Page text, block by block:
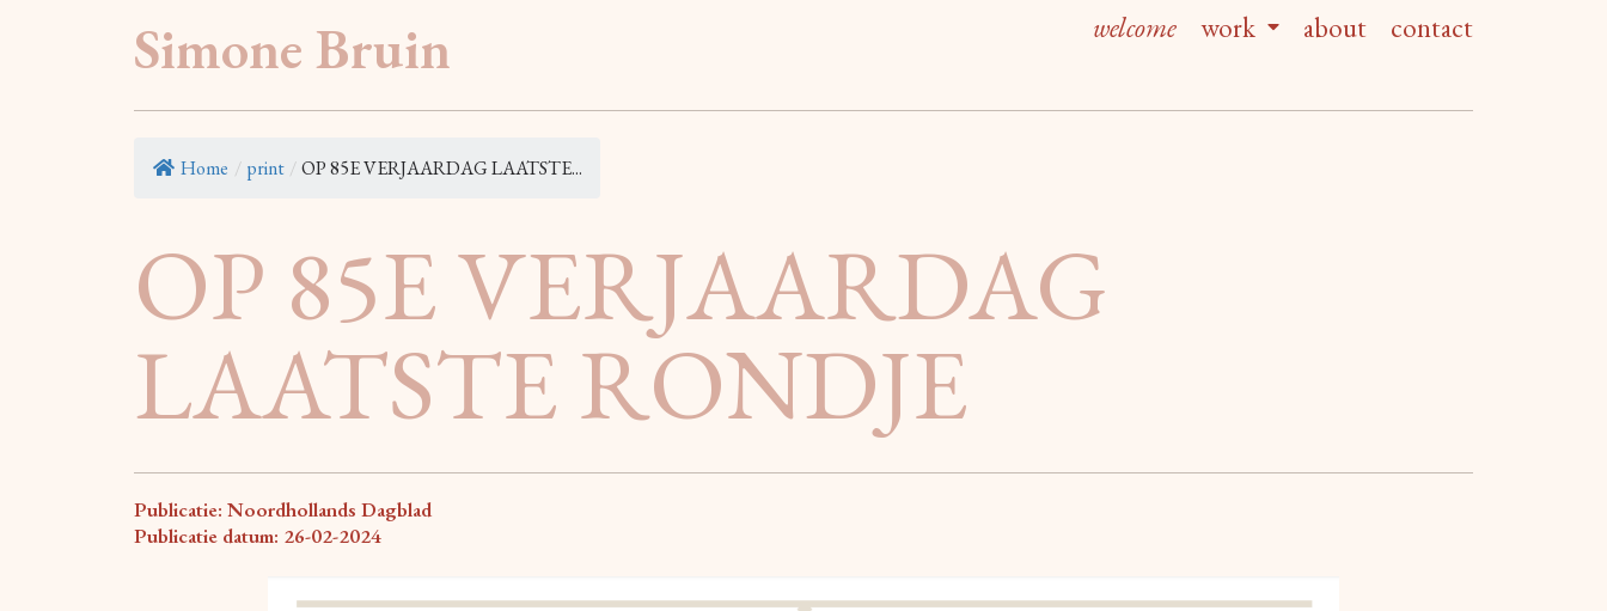
Simone Bruin welcome work about contact
Home / print /OP 85E VERJAARDAG LAATSTE...
OP 85E VERJAARDAG
LAATSTE RONDJE
Publicatie: Noordhollands Dagblad
Publicatie datum: 26-02-2024